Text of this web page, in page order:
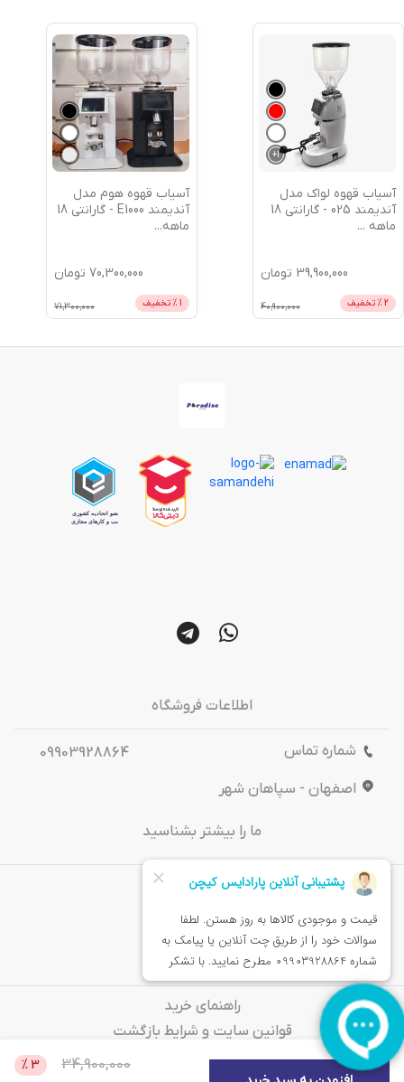
34,900,000
3
%
1
+
آسیاب قهوه لواک مدل
آندیمند 025 - گارانتی 18
ماهه ...
39,900,000 تومان
2 % تخفیف 40,900,000
آسیاب قهوه هوم مدل
آندیمند E1000 - گارانتی 18
ماهه...
70,300,000 تومان
1 % تخفیف 71,300,000
اطلاعات فروشگاه
شماره تماس
09903928864
اصفهان - سپاهان شهر
ما را بیشتر بشناسید
درباره‌ ما
تماس باما
خدمات مشتریان
راهنمای خرید
قوانین سایت و شرایط بازگشت
سوالات متداول